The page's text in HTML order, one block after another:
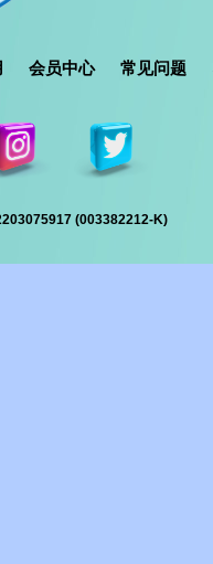
会员中心 常见问题
(003382212-K)